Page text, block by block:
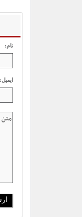
نام:
ایمیل: